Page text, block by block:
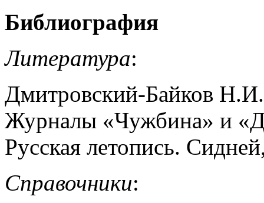
Библиография
Литература:
Дмитровский-Байков
Журналы «Чужбина» и
Русская летопись.
Справочники: